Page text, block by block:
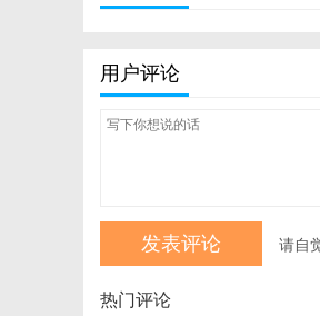
用户评论
请自
热门评论